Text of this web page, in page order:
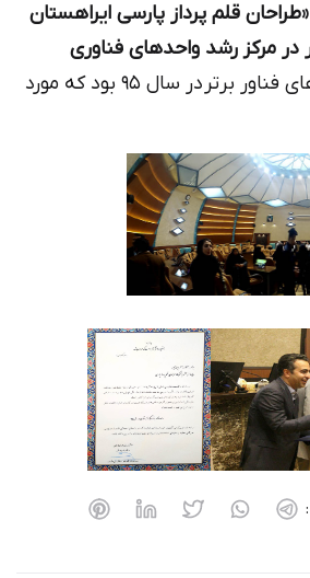
قلم پرداز پارسی ایراهستان
در مرکز رشد واحدهای فناوری
یکی از واحدهای فناور برتر در سال 95 بود که مورد